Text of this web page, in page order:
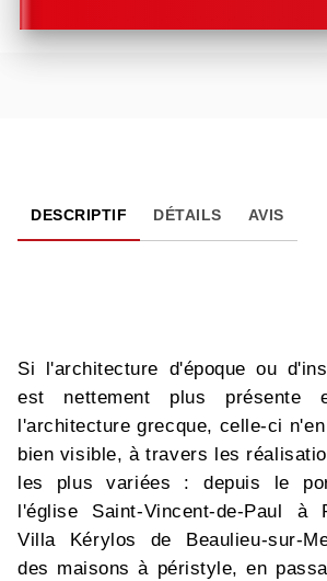
DESCRIPTIF DÉTAILS AVIS
Si l'architecture d'époque ou
est nettement plus présente
l'architecture grecque, celle-ci
bien visible, à travers les
les plus variées : depuis le
l'église Saint-Vincent-de-Paul
Villa Kérylos de Beaulieu-sur-
des maisons à péristyle, en